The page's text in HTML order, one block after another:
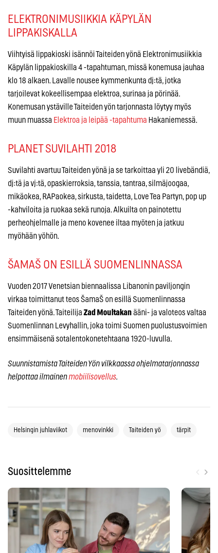
ELEKTRONIMUSIIKKIA KÄPYLÄN
LIPPAKISKALLA
Viihtyisä lippakioski isännöi Taiteiden yönä Elektronimusiikkia
Käpylän lippakioskilla 4 -tapahtuman, missä konemusa jauhaa
klo 18 alkaen. Lavalle nousee kymmenkunta dj:tä, jotka
tarjoilevat kokeellisempaa elektroa, surinaa ja pörinää.
Konemusan ystäville Taiteiden yön tarjonnasta löytyy myös
muun muassa Elektroa ja leipää -tapahtuma Hakaniemessä.
PLANET SUVILAHTI 2018
Suvilahti avartuu Taiteiden yönä ja se tarkoittaa yli 20 livebändiä,
dj:tä ja vj:tä, opaskierroksia, tanssia, tantraa, silmäjoogaa,
mikäokea, RAPaokea, sirkusta, taidetta, Love Tea Partyn, pop up
-kahviloita ja ruokaa sekä runoja. Alkuilta on painotettu
perheohjelmalle ja meno kovenee iltaa myöten ja jatkuu
myöhään yöhön.
ŠAMAŠ ON ESILLÄ SUOMENLINNASSA
Vuoden 2017 Venetsian biennaalissa Libanonin paviljongin
virkaa toimittanut teos ŠamaŠ on esillä Suomenlinnassa
Taiteiden yönä. Taiteilija Zad Moultakan ääni- ja valoteos valtaa
Suomenlinnan Levyhallin, joka toimi Suomen puolustusvoimien
ensimmäisenä sotalentokonetehtaana 1920-luvulla.
Suunnistamista Taiteiden Yön vilkkaassa ohjelmatarjonnassa
helpottaa ilmainenmobiilisovellus.
Helsingin juhlaviikot menovinkki Taiteiden yö tärpit
Suosittelemme ›